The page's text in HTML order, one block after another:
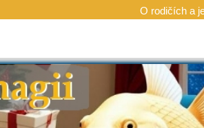
O rodičích a